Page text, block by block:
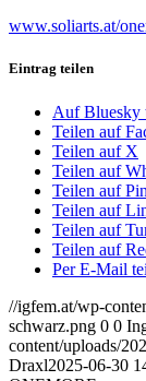
www.soliarts.at/
Eintrag teilen
Auf Bluesky
Teilen auf
Teilen auf X
Teilen auf
Teilen auf
Teilen auf
Teilen auf
Teilen auf
Per E-Mail
//igfem.at/wp-
schwarz.png 0 0
content/uploads/
Draxl2025-06-30